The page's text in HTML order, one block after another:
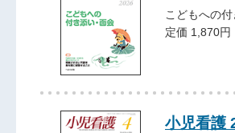
こどもへの
定価 1,870円
小児看護